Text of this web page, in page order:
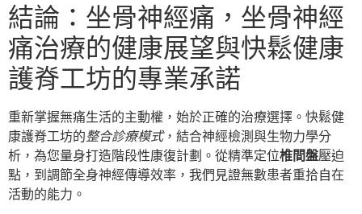
結論：坐骨神經痛，坐骨神經
痛治療的健康展望與快鬆健康
護脊工坊的專業承諾
重新掌握無痛生活的主動權，始於正確的治療選擇。快鬆健
康護脊工坊的整合診療模式，結合神經檢測與生物力學分
析，為您量身打造階段性康復計劃。從精準定位椎間盤壓迫
點，到調節全身神經傳導效率，我們見證無數患者重拾自在
活動的能力。